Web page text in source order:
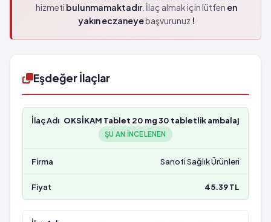
hizmeti bulunmamaktadır. İlaç almak için lütfen en
yakın eczaneyebaşvurunuz !
Eşdeğer İlaçlar
OKSİKAM Tablet 20 mg 30 tabletlik ambalaj
ŞU AN INCELENEN
Sanofi Sağlık Ürünleri
45.39 TL